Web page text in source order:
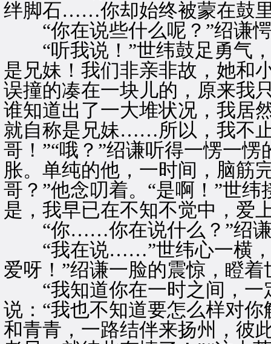
绊脚石……你却始终被蒙在鼓
“你在说些什么呢？”绍谦
“听我说！”世纬鼓足勇气，
是兄妹！我们非亲非故，她和
误撞的凑在一块儿的，原来我
谁知道出了一大堆状况，我居
就自称是兄妹……所以，我不
哥！”“哦？”绍谦听得一愣一
胀。单纯的他，一时间，脑筋
哥？”他念叨着。“是啊！”世
是，我早已在不知不觉中，爱
“你……你在说什么？”绍谦
“我在说……”世纬心一横，
爱呀！”绍谦一脸的震惊，瞪
“我知道你在一时之间，一
说：“我也不知道要怎么样对
和青青，一路结伴来扬州，